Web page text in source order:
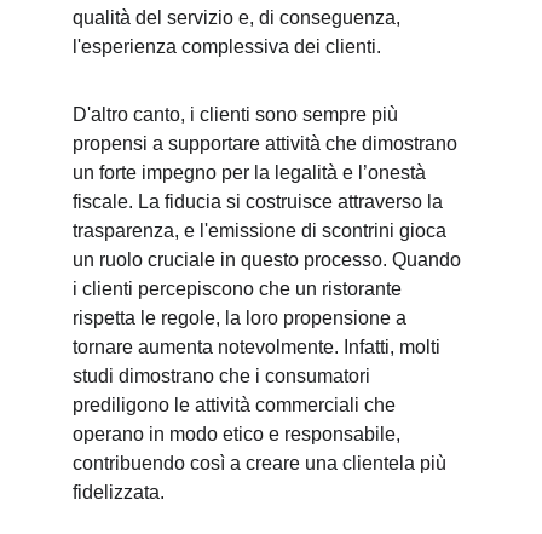
qualità del servizio e, di conseguenza,
l'esperienza complessiva dei clienti.
D'altro canto, i clienti sono sempre più
propensi a supportare attività che dimostrano
un forte impegno per la legalità e l’onestà
fiscale. La fiducia si costruisce attraverso la
trasparenza, e l'emissione di scontrini gioca
un ruolo cruciale in questo processo. Quando
i clienti percepiscono che un ristorante
rispetta le regole, la loro propensione a
tornare aumenta notevolmente. Infatti, molti
studi dimostrano che i consumatori
prediligono le attività commerciali che
operano in modo etico e responsabile,
contribuendo così a creare una clientela più
fidelizzata.